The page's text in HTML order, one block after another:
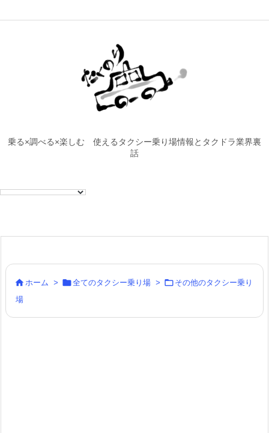
乗る×調べる×楽しむ 使えるタクシー乗り場情報とタクドラ業界裏
話
 ホーム > 全てのタクシー乗り場 >  その他のタクシー乗り
場